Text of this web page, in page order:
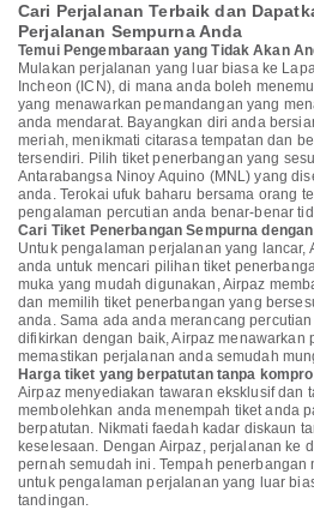
Cari Perjalanan Terbaik dan
Perjalanan Sempurna Anda
Temui Pengembaraan yang Tidak Akan
Mulakan perjalanan yang luar biasa ke
Incheon (ICN), di mana anda boleh
yang menawarkan pemandangan yang
anda mendarat. Bayangkan diri anda
meriah, menikmati citarasa tempatan dan
tersendiri. Pilih tiket penerbangan yang
Antarabangsa Ninoy Aquino (MNL) yang
anda. Terokai ufuk baharu bersama orang
pengalaman percutian anda benar-benar
Cari Tiket Penerbangan Sempurna
Untuk pengalaman perjalanan yang lancar,
anda untuk mencari pilihan tiket
muka yang mudah digunakan, Airpaz
dan memilih tiket penerbangan yang
anda. Sama ada anda merancang
difikirkan dengan baik, Airpaz menawarkan
memastikan perjalanan anda semudah
Harga tiket yang berpatutan tanpa
Airpaz menyediakan tawaran eksklusif dan
membolehkan anda menempah tiket anda
berpatutan. Nikmati faedah kadar diskaun
keselesaan. Dengan Airpaz, perjalanan ke
pernah semudah ini. Tempah penerbangan
untuk pengalaman perjalanan yang luar
tandingan.